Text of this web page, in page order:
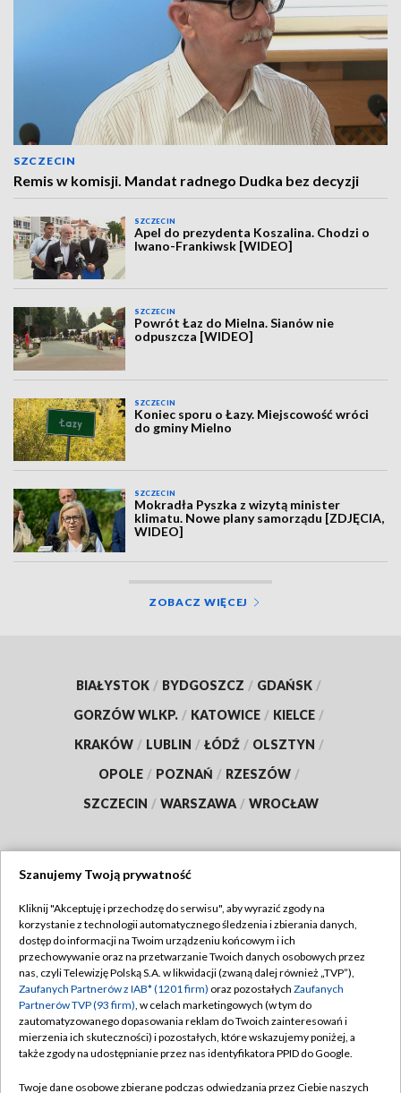
SZCZECIN
Remis w komisji. Mandat radnego Dudka bez decyzji
SZCZECIN
Apel do prezydenta Koszalina. Chodzi o
Iwano-Frankiwsk [WIDEO]
SZCZECIN
Powrót Łaz do Mielna. Sianów nie
odpuszcza [WIDEO]
SZCZECIN
Koniec sporu o Łazy. Miejscowość wróci
do gminy Mielno
SZCZECIN
Mokradła Pyszka z wizytą minister
klimatu. Nowe plany samorządu [ZDJĘCIA,
WIDEO]
ZOBACZ WIĘCEJ
BIAŁYSTOK / BYDGOSZCZ / GDAŃSK /
GORZÓW WLKP. / KATOWICE / KIELCE /
KRAKÓW / LUBLIN / ŁÓDŹ / OLSZTYN /
OPOLE / POZNAŃ / RZESZÓW /
SZCZECIN / WARSZAWA / WROCŁAW
TVP
Abonament TVP
Emisja w TVP
Centrum informacji TVP
Naziemna Telewizja Cyfrowa
Regulamin TVP
Polityka prywatności
Moje zgody
Pomoc
Szanujemy Twoją prywatność
Kliknij "Akceptuję i przechodzę do serwisu", aby wyrazić zgody na
korzystanie z technologii automatycznego śledzenia i zbierania danych,
dostęp do informacji na Twoim urządzeniu końcowym i ich
przechowywanie oraz na przetwarzanie Twoich danych osobowych przez
nas, czyli Telewizję Polską S.A. w likwidacji (zwaną dalej również „TVP”),
Zaufanych Partnerów z IAB* (1201 firm) oraz pozostałych Zaufanych
Partnerów TVP (93 firm), w celach marketingowych (w tym do
zautomatyzowanego dopasowania reklam do Twoich zainteresowań i
mierzenia ich skuteczności) i pozostałych, które wskazujemy poniżej, a
także zgody na udostępnianie przez nas identyfikatora PPID do Google.
Twoje dane osobowe zbierane podczas odwiedzania przez Ciebie naszych